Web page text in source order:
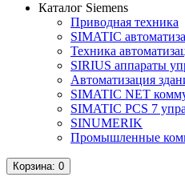
Каталог Siemens
Приводная техника
SIMATIC
Техника
SIRIUS аппараты
Автоматизация
SIMATIC NET
SIMATIC PCS 7
SINUMERIK
Промышленные
Корзина: 0